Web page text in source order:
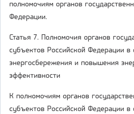
полномочиям органов
Федерации.
Статья 7. Полномочия органов
субъектов Российской Федерации в
энергосбережения и повышения
эффективности
К полномочиям органов
субъектов Российской Федерации в